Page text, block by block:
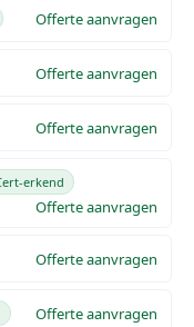
Offerte aanvragen
Offerte aanvragen
Offerte aanvragen
erkend
Offerte aanvragen
Offerte aanvragen
Offerte aanvragen